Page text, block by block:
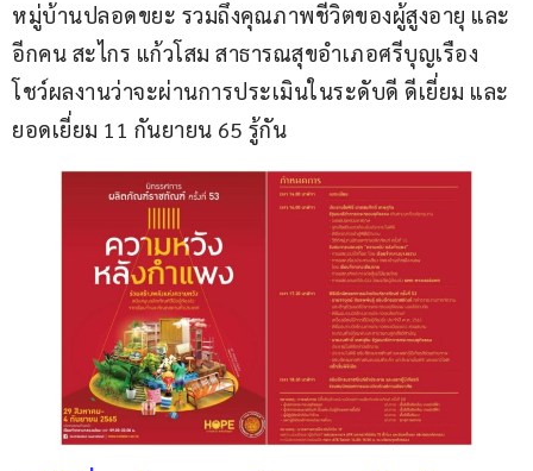
หมู่บ้านปลอดขยะ รวมถึงคุณภาพชีวิตของผู้สูงอายุ และ
อีกคน สะไกร แก้วโสม สาธารณสุขอำเภอศรีบุญเรือง
โชว์ผลงานว่าจะผ่านการประเมินในระดับดี ดีเยี่ยม และ
ยอดเยี่ยม 11 กันยายน 65 รู้กัน